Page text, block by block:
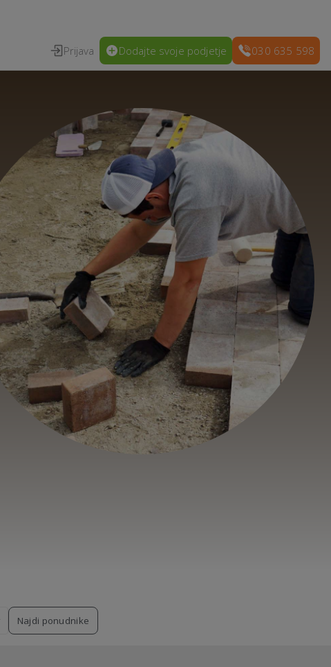
Prijava Dodajte svoje podjetje 030 635 598
Najdi ponudnike